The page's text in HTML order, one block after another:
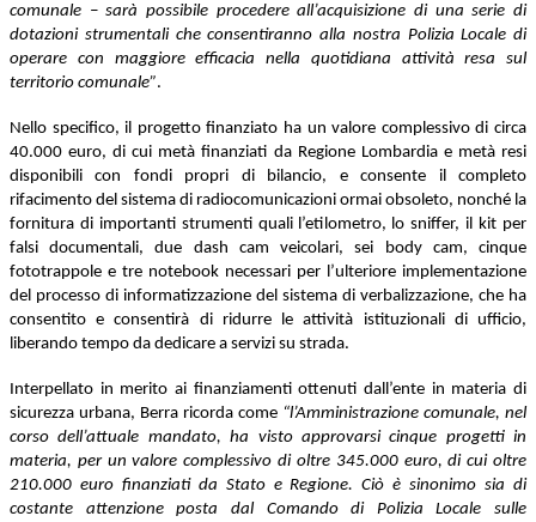
comunale – sarà possibile procedere all’acquisizione di una serie di
dotazioni strumentali che consentiranno alla nostra Polizia Locale di
operare con maggiore efficacia nella quotidiana attività resa sul
territorio comunale”.
Nello specifico, il progetto finanziato ha un valore complessivo di circa
40.000 euro, di cui metà finanziati da Regione Lombardia e metà resi
disponibili con fondi propri di bilancio, e consente il completo
rifacimento del sistema di radiocomunicazioni ormai obsoleto, nonché la
fornitura di importanti strumenti quali l’etilometro, lo sniffer, il kit per
falsi documentali, due dash cam veicolari, sei body cam, cinque
fototrappole e tre notebook necessari per l’ulteriore implementazione
del processo di informatizzazione del sistema di verbalizzazione, che ha
consentito e consentirà di ridurre le attività istituzionali di ufficio,
liberando tempo da dedicare a servizi su strada.
Interpellato in merito ai finanziamenti ottenuti dall’ente in materia di
sicurezza urbana, Berra ricorda come “l’Amministrazione comunale, nel
corso dell’attuale mandato, ha visto approvarsi cinque progetti in
materia, per un valore complessivo di oltre 345.000 euro, di cui oltre
210.000 euro finanziati da Stato e Regione. Ciò è sinonimo sia di
costante attenzione posta dal Comando di Polizia Locale sulle